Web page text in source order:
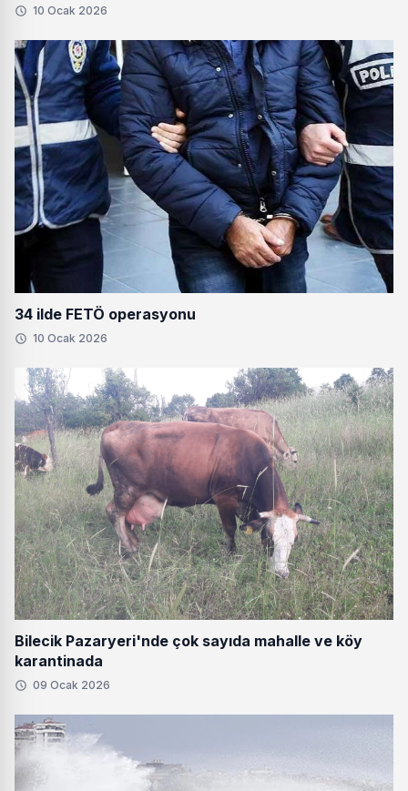
10 Ocak 2026
34 ilde FETÖ operasyonu
10 Ocak 2026
Bilecik Pazaryeri'nde çok sayıda mahalle ve köy
karantinada
09 Ocak 2026